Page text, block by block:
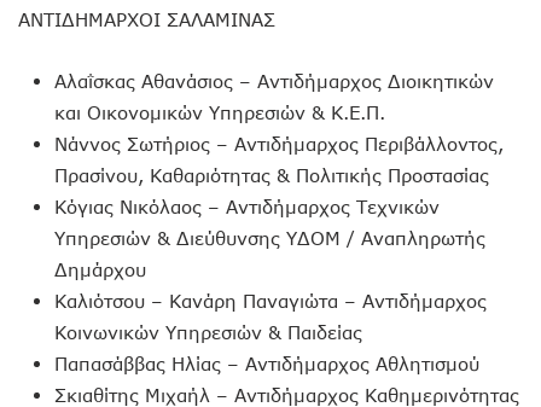
ΑΝΤΙΔΗΜΑΡΧΟΙ ΣΑΛΑΜΙΝΑΣ
Αλαΐσκας Αθανάσιος – Αντιδήμαρχος Διοικητικών
και Οικονομικών Υπηρεσιών & Κ.Ε.Π.
Νάννος Σωτήριος – Αντιδήμαρχος Περιβάλλοντος,
Πρασίνου, Καθαριότητας & Πολιτικής Προστασίας
Κόγιας Νικόλαος – Αντιδήμαρχος Τεχνικών
Υπηρεσιών & Διεύθυνσης ΥΔΟΜ / Αναπληρωτής
Δημάρχου
Καλιότσου – Κανάρη Παναγιώτα – Αντιδήμαρχος
Κοινωνικών Υπηρεσιών & Παιδείας
Παπασάββας Ηλίας – Αντιδήμαρχος Αθλητισμού
Σκιαθίτης Μιχαήλ – Αντιδήμαρχος Καθημερινότητας